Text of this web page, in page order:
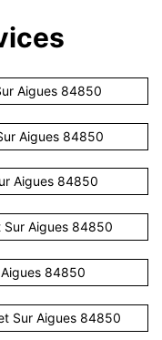
Aigues 84850
Aigues 84850
Aigues 84850
Sur Aigues 84850
84850
Sur Aigues 84850